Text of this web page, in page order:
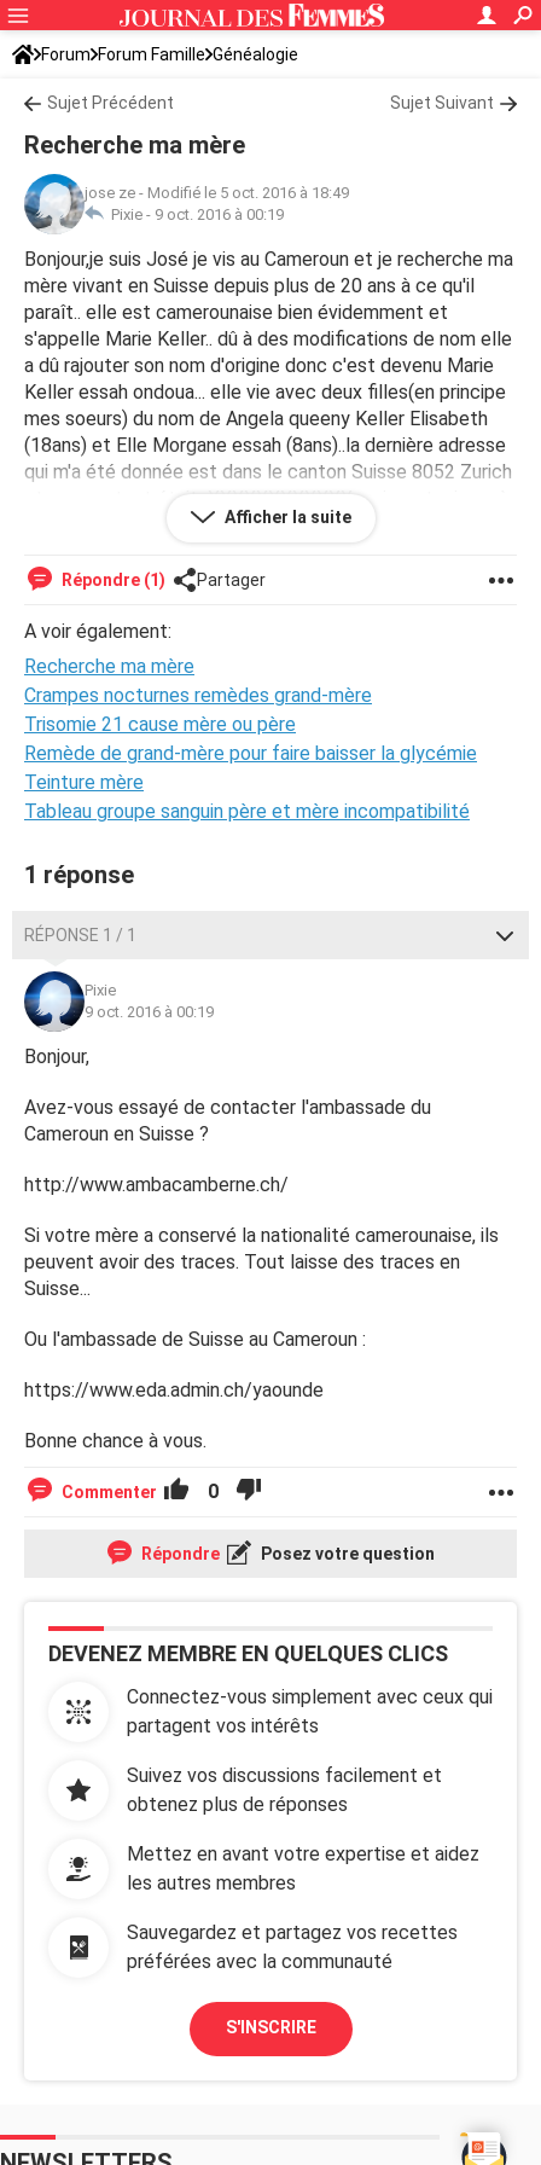
Forum Forum Famille Généalogie
Sujet Précédent Sujet Suivant
Recherche ma mère
jose ze - Modifié le 5 oct. 2016 à 18:49
Pixie - 9 oct. 2016 à 00:19
Bonjour,je suis José je vis au Cameroun et je recherche ma
mère vivant en Suisse depuis plus de 20 ans à ce qu'il
paraît.. elle est camerounaise bien évidemment et
s'appelle Marie Keller.. dû à des modifications de nom elle
a dû rajouter son nom d'origine donc c'est devenu Marie
Keller essah ondoua... elle vie avec deux filles(en principe
mes soeurs) du nom de Angela queeny Keller Elisabeth
(18ans) et Elle Morgane essah (8ans)..la dernière adresse
qui m'a été donnée est dans le canton Suisse 8052 Zurich
et son contact était XXXXXXXXXXXX mais va toujours à
la messagerie.. j'ai essayé un tas de truc mais rien du fait
pour retrouver quelqu'un...toute personne pouvant faire un
pas les yeux de la tête sera la bienvenue...mon adresse
mail est ***@*** je suis quasi effondrée d'être sans
nouvelles depuis plus d'un an.. merci
Afficher la suite
Répondre (1) Partager
A voir également:
Recherche ma mère
Crampes nocturnes remèdes grand-mère
Trisomie 21 cause mère ou père
Remède de grand-mère pour faire baisser la glycémie
Teinture mère
Tableau groupe sanguin père et mère incompatibilité
1 réponse
RÉPONSE 1 / 1
Pixie
9 oct. 2016 à 00:19
Bonjour,
Avez-vous essayé de contacter l'ambassade du
Cameroun en Suisse ?
http://www.ambacamberne.ch/
Si votre mère a conservé la nationalité camerounaise, ils
peuvent avoir des traces. Tout laisse des traces en
Suisse...
Ou l'ambassade de Suisse au Cameroun :
https://www.eda.admin.ch/yaounde
Bonne chance à vous.
Commenter 0
Répondre Posez votre question
DEVENEZ MEMBRE EN QUELQUES CLICS
Connectez-vous simplement avec ceux qui
partagent vos intérêts
Suivez vos discussions facilement et
obtenez plus de réponses
Mettez en avant votre expertise et aidez
les autres membres
Sauvegardez et partagez vos recettes
préférées avec la communauté
S'INSCRIRE